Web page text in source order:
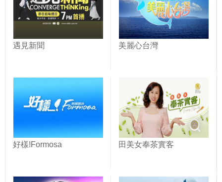
遇見新聞 美麗心台灣
好樣!Formosa 田美女奉茶實客